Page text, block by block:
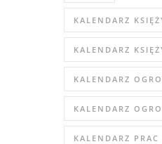
KALENDARZ
KALENDARZ
KALENDARZ
KALENDARZ
KALENDARZ PRAC